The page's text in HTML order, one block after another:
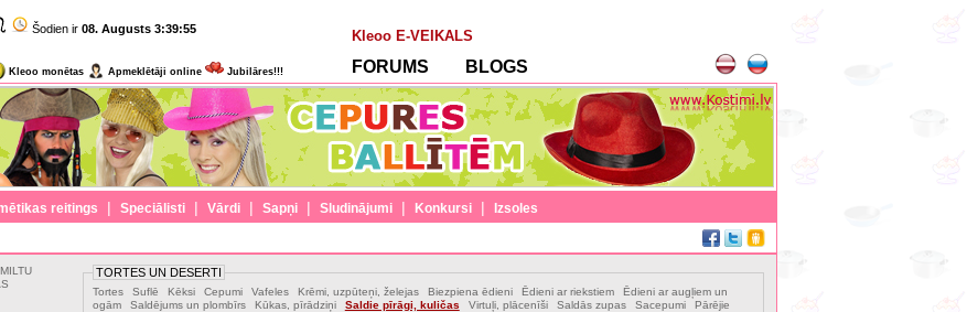
Šodien ir 08. Augusts 3:39:55
Kleoo monētas Apmeklētāji online Jubilāres!!!
Kleoo E-VEIKALS
FORUMS BLOGS
reitings | Speciālisti | Vārdi | Sapņi | Sludinājumi | Konkursi |
Izsoles
TORTES UN DESERTI
Tortes Suflē Kēksi Cepumi Vafeles Krēmi, uzpūteņi, želejas Biezpiena ēdieni Ēdieni ar riekstiem
Ēdieni ar augļiem un
ogām
Saldējums un plombīrs Kūkas, pīrādziņi Saldie pīrāgi, kuličas Virtuļi, plācenīši Saldās zupas Sacepumi Pārējie
MILTU